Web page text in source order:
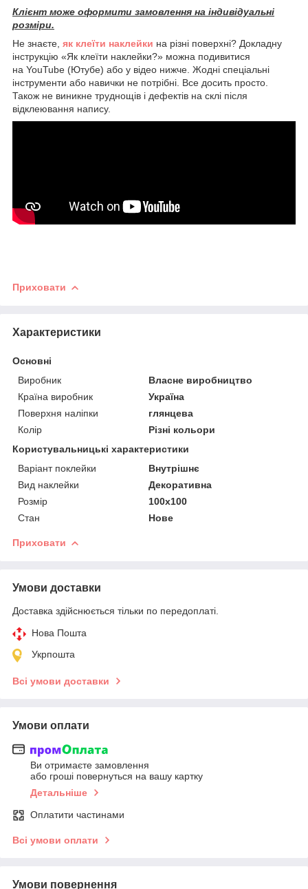
Клієнт може оформити замовлення на індивідуальні
розміри.
Не знаєте, як клеїти наклейки на різні поверхні? Докладну
інструкцію «Як клеїти наклейки?» можна подивитися
на YouTube (Ютубе) або у відео нижче. Жодні спеціальні
інструменти або навички не потрібні. Все досить просто.
Також не виникне труднощів і дефектів на склі після
відклеювання напису.
Приховати
Характеристики
Основні
Виробник
Власне виробництво
Країна виробник
Україна
Поверхня наліпки
глянцева
Колір
Різні кольори
Користувальницькі характеристики
Варіант поклейки
Внутрішнє
Вид наклейки
Декоративна
Розмір
100х100
Стан
Нове
Приховати
Умови доставки
Доставка здійснюється тільки по передоплаті.
Нова Пошта
Укрпошта
Всі умови доставки
Умови оплати
Ви отримаєте замовлення
або гроші повернуться на вашу картку
Детальніше
Оплатити частинами
Всі умови оплати
Умови повернення